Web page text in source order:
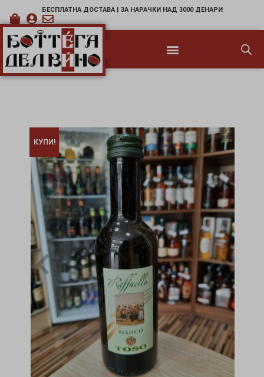
БЕСПЛАТНА ДОСТАВА | ЗА НАРАЧКИ НАД 3000 ДЕНАРИ
КУПИ!